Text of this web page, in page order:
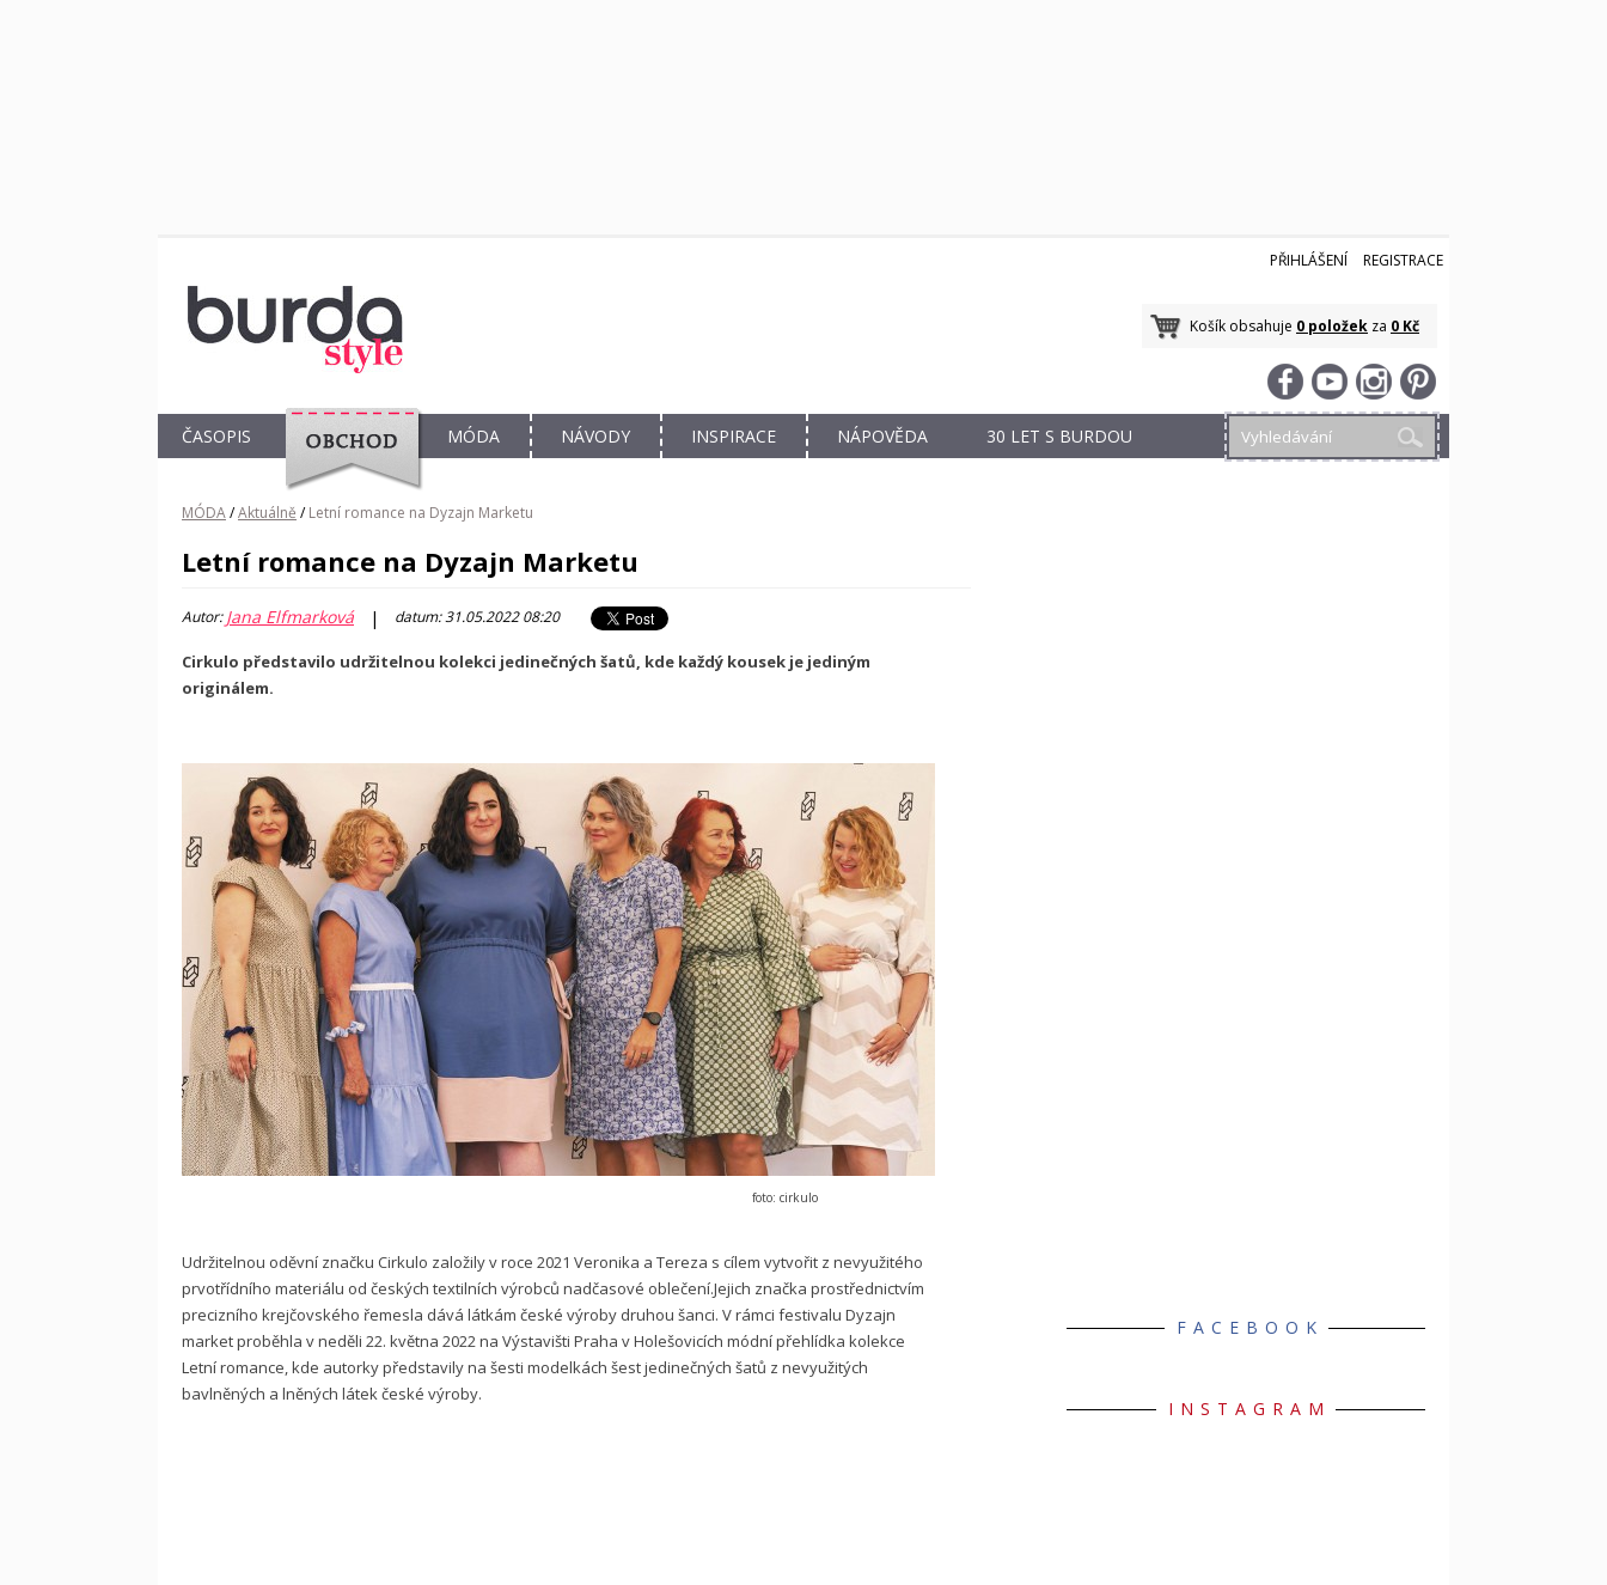
PŘIHLÁŠENÍ REGISTRACE
Košík obsahuje 0 položek za 0 Kč
ČASOPIS
OBCHOD
MÓDA NÁVODY INSPIRACE NÁPOVĚDA 30 LET S BURDOU
MÓDA/Aktuálně / Letní romance na Dyzajn Marketu
Letní romance na Dyzajn Marketu
Autor:Jana Elfmarková | datum: 31.05.2022 08:20
Cirkulo představilo udržitelnou kolekci jedinečných šatů, kde každý kousek je jediným
originálem.
foto: cirkulo
Udržitelnou oděvní značku Cirkulo založily v roce 2021 Veronika a Tereza s cílem vytvořit z nevyužitého
prvotřídního materiálu od českých textilních výrobců nadčasové oblečení.Jejich značka prostřednictvím
precizního krejčovského řemesla dává látkám české výroby druhou šanci. V rámci festivalu Dyzajn
market proběhla v neděli 22. května 2022 na Výstavišti Praha v Holešovicích módní přehlídka kolekce
Letní romance, kde autorky představily na šesti modelkách šest jedinečných šatů z nevyužitých
bavlněných a lněných látek české výroby.
FACEBOOK
INSTAGRAM